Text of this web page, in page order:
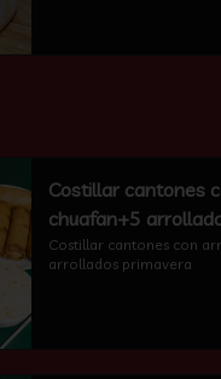
Costillar cantones
chuafan+5
primavera
Costillar cantones con
arrollados primavera